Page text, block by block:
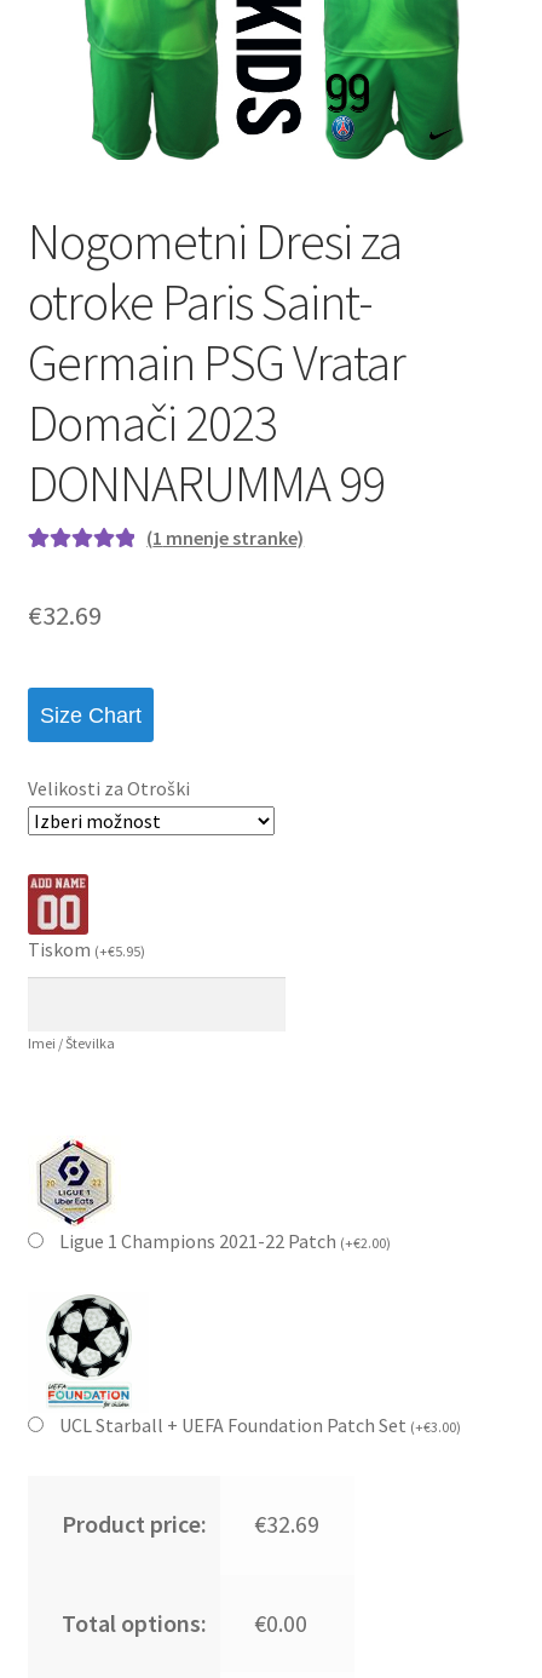
Nogometni Dresi za
otroke Paris Saint-
Germain PSG Vratar
Domači 2023
DONNARUMMA 99
podlagi ocene
(1 mnenje stranke)
€32.69
Size Chart
Velikosti za Otroški
Tiskom (+€5.95)
Imei / Številka
Ligue 1 Champions 2021-22 Patch (+€2.00)
UCL Starball + UEFA Foundation Patch Set (+€3.00)
Product price: €32.69
Total options: €0.00